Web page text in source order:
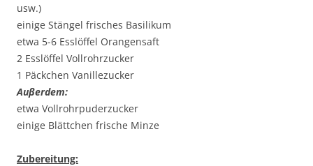
usw.)
einige Stängel frisches Basilikum
etwa 5-6 Esslöffel Orangensaft
2 Esslöffel Vollrohrzucker
1 Päckchen Vanillezucker
Auβerdem:
etwa Vollrohrpuderzucker
einige Blättchen frische Minze
Zubereitung: